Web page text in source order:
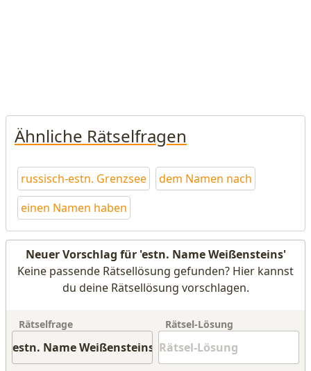
Ähnliche Rätselfragen
russisch-estn. Grenzsee
dem Namen nach
einen Namen haben
Neuer Vorschlag für 'estn. Name Weißensteins'
Keine passende Rätsellösung gefunden? Hier kannst
du deine Rätsellösung vorschlagen.
Rätselfrage Rätsel-Lösung